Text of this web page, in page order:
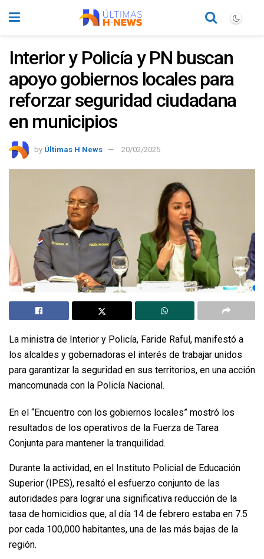
Interior y Policía y PN buscan
apoyo gobiernos locales para
reforzar seguridad ciudadana
en municipios
by Últimas H News 20/02/2025
La ministra de Interior y Policía, Faride Raful, manifestó a
los alcaldes y gobernadoras el interés de trabajar unidos
para garantizar la seguridad en sus territorios, en una acción
mancomunada con la Policía Nacional.
En el “Encuentro con los gobiernos locales” mostró los
resultados de los operativos de la Fuerza de Tarea
Conjunta para mantener la tranquilidad.
Durante la actividad, en el Instituto Policial de Educación
Superior (IPES), resaltó el esfuerzo conjunto de las
autoridades para lograr una significativa reducción de la
tasa de homicidios que, al día 14 de febrero estaba en 7.5
por cada 100,000 habitantes, una de las más bajas de la
región.